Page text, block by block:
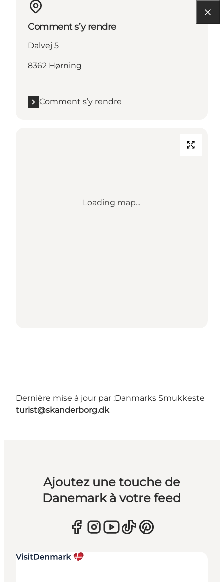
Comment s’y rendre
Dalvej 5
8362 Hørning
Comment s’y rendre
Loading map...
Dernière mise à jour par :Danmarks Smukkeste
turist@skanderborg.dk
Ajoutez une touche de
Danemark à votre feed